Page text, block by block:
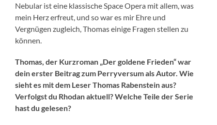
Nebular ist eine klassische Space Opera mit allem, was
mein Herz erfreut, und so war es mir Ehre und
Vergnügen zugleich, Thomas einige Fragen stellen zu
können.
Thomas, der Kurzroman „Der goldene Frieden“ war
dein erster Beitrag zum Perryversum als Autor. Wie
sieht es mit dem Leser Thomas Rabenstein aus?
Verfolgst du Rhodan aktuell? Welche Teile der Serie
hast du gelesen?